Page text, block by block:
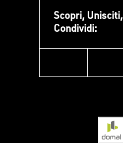
Scopri, Unisciti,
Condividi: